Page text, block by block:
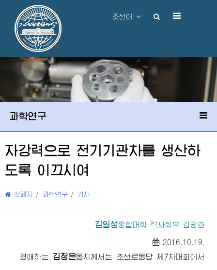
조선어
과학연구
자강력으로 전기기관차를 생산하
도록 이끄시여
첫페지 / 과학연구 / 기사
김일성종합대학 력사학부 김광호
2016.10.19.
경애하는 김정은동지 께서는 조선로동당 제7차대회에서